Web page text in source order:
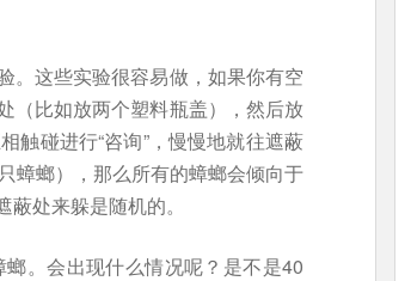
。这些实验很容易做，如果你有空
（比如放两个塑料瓶盖），然后放
触碰进行“咨询”，慢慢地就往遮蔽
蟑螂），那么所有的蟑螂会倾向于
处来躲是随机的。
。会出现什么情况呢？是不是40